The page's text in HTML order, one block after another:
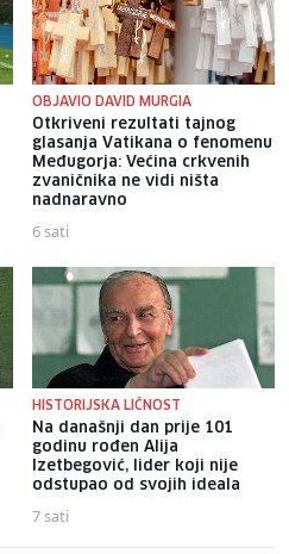
OBJAVIO DAVID MURGIA
Otkriveni rezultati tajnog
glasanja Vatikana o fenomenu
Međugorja: Većina crkvenih
zvaničnika ne vidi ništa
nadnaravno
6 sati
HISTORIJSKA LIČNOST
Na današnji dan prije 101
godinu rođen Alija
Izetbegović, lider koji nije
odstupao od svojih ideala
7 sati